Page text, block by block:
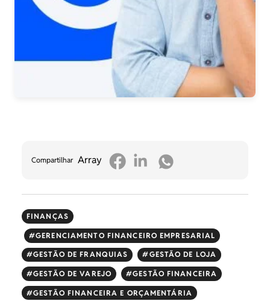
Compartilhar Array
FINANÇAS
GERENCIAMENTO FINANCEIRO EMPRESARIAL
GESTÃO DE FRANQUIAS GESTÃO DE LOJA
GESTÃO DE VAREJO GESTÃO FINANCEIRA
GESTÃO FINANCEIRA E ORÇAMENTÁRIA